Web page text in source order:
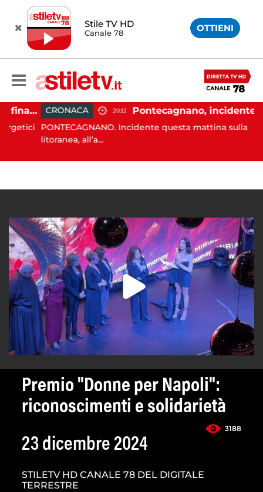
Stile TV HD
Canale 78 OTTIENI
Carburanti, la guardia di finanza rafforza i controlli: sequestri e denunce anche a Napoli CRONACA 20:12
PONTECAGNANO. Incidente questa mattina sulla
litoranea, all’a...
Premio "Donne per Napoli":
riconoscimenti e solidarietà
3188
23 dicembre 2024
STILETV HD CANALE 78 DEL DIGITALE
TERRESTRE